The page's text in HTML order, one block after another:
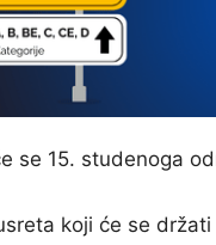
se 15. studenoga
koji će se